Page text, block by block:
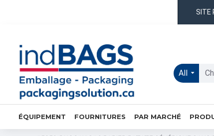
SITE
All
ÉQUIPEMENT FOURNITURES PAR MARCHÉ